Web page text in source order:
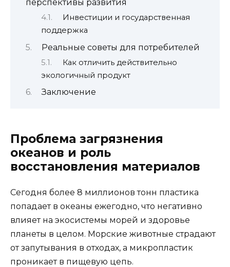
перспективы развития
Инвестиции и государственная
поддержка
Реальные советы для потребителей
Как отличить действительно
экологичный продукт
Заключение
Проблема загрязнения
океанов и роль
восстановления материалов
Сегодня более 8 миллионов тонн пластика
попадает в океаны ежегодно, что негативно
влияет на экосистемы морей и здоровье
планеты в целом. Морские животные страдают
от запутывания в отходах, а микропластик
проникает в пищевую цепь.